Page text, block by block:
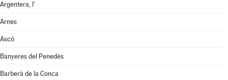
Argentera, l'
Arnes
Ascó
Banyeres del Penedès
Barberà de la Conca